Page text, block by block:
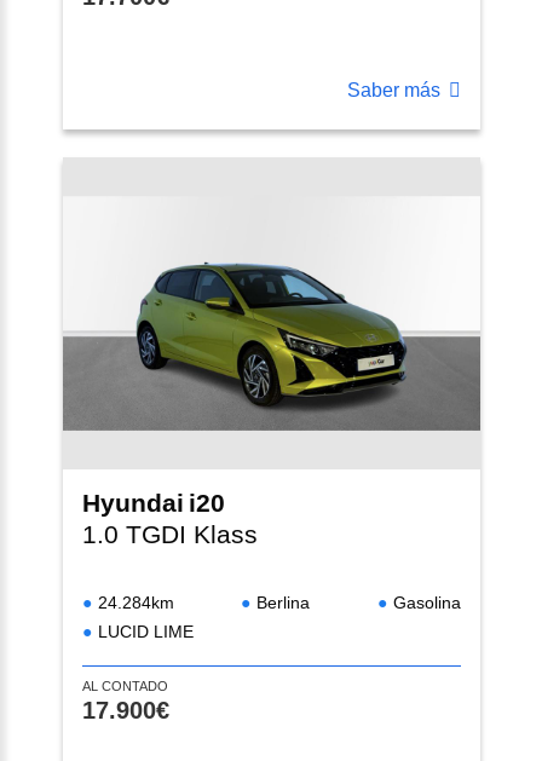
Saber más
Hyundai i20
1.0 TGDI Klass
24.284km Berlina
Gasolina
LUCID LIME
AL CONTADO
17.900€